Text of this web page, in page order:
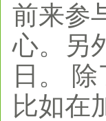
前来参
心。另
日。
比如在